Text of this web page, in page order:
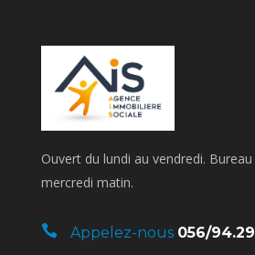
Ouvert du lundi au vendredi.
mercredi matin.
Appelez-nous 056/